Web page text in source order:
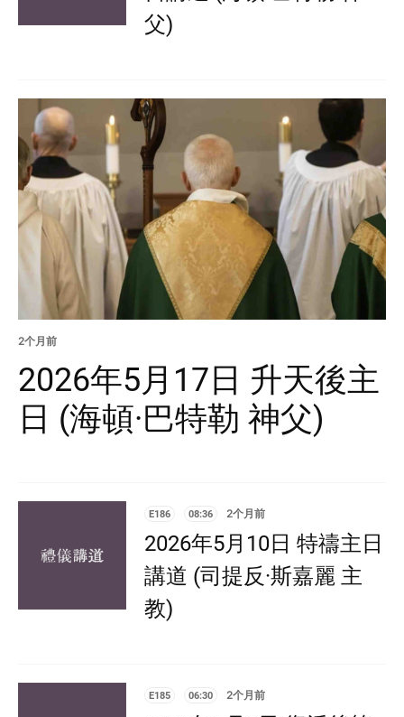
父)
2个月前
2026年5月17日 升天後主
日 (海頓·巴特勒 神父)
E186 08:36 2个月前
2026年5月10日 特禱主日
講道 (司提反·斯嘉麗 主
教)
E185 06:30 2个月前